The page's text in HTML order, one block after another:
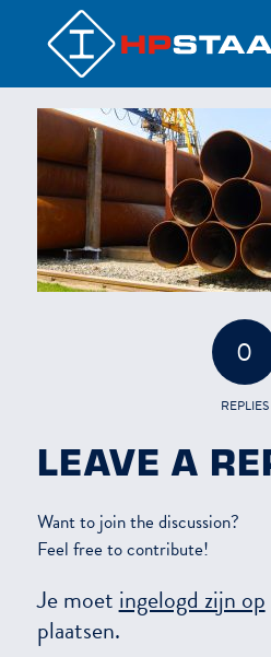
0
REPLIES
LEAVE A
Want to join the discussion?
Feel free to contribute!
Je moet ingelogd zijn op
plaatsen.